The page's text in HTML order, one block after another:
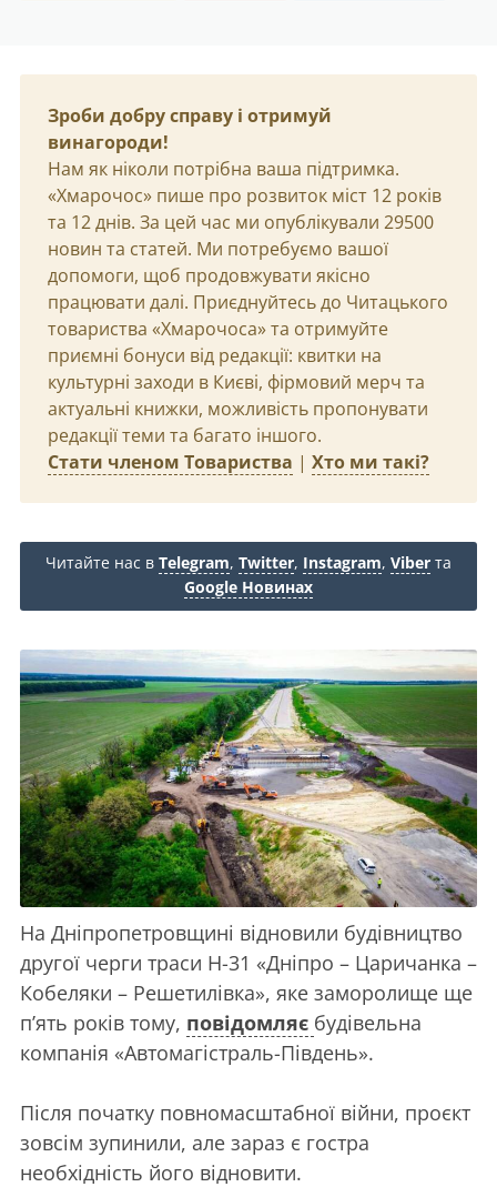
Зроби добру справу і отримуй
винагороди!
Нам як ніколи потрібна ваша підтримка.
«Хмарочос» пише про розвиток міст 12 років
та 12 днів. За цей час ми опублікували 29500
новин та статей. Ми потребуємо вашої
допомоги, щоб продовжувати якісно
працювати далі. Приєднуйтесь до Читацького
товариства «Хмарочоса» та отримуйте
приємні бонуси від редакції: квитки на
культурні заходи в Києві, фірмовий мерч та
актуальні книжки, можливість пропонувати
редакції теми та багато іншого.
Стати членом Товариства | Хто ми такі?
Читайте нас в Telegram, Twitter, Instagram, Viber та
Google Новинах
На Дніпропетровщині відновили будівництво
другої черги траси Н-31 «Дніпро – Царичанка –
Кобеляки – Решетилівка», яке заморолище ще
п’ять років тому, повідомляє будівельна
компанія «Автомагістраль-Південь».
Після початку повномасштабної війни, проєкт
зовсім зупинили, але зараз є гостра
необхідність його відновити.